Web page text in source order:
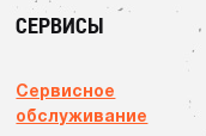
СЕРВИСЫ
Сервисное
обслуживание